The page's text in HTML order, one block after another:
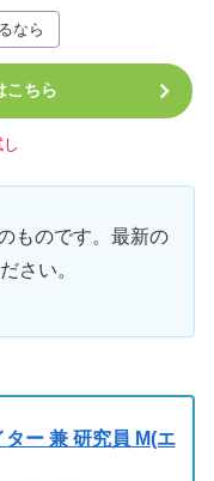
なら
こちら
ものです。最新の
さい。
ー 兼 研究員 M(エ